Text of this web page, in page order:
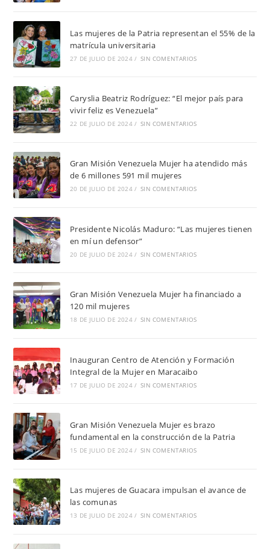
Las mujeres de la Patria representan el 55% de la
matrícula universitaria
27 DE JULIO DE 2024 / SIN COMENTARIOS
Caryslia Beatriz Rodríguez: “El mejor país para
vivir feliz es Venezuela”
22 DE JULIO DE 2024 / SIN COMENTARIOS
Gran Misión Venezuela Mujer ha atendido más
de 6 millones 591 mil mujeres
20 DE JULIO DE 2024 / SIN COMENTARIOS
Presidente Nicolás Maduro: “Las mujeres tienen
en mí un defensor”
20 DE JULIO DE 2024 / SIN COMENTARIOS
Gran Misión Venezuela Mujer ha financiado a
120 mil mujeres
18 DE JULIO DE 2024 / SIN COMENTARIOS
Inauguran Centro de Atención y Formación
Integral de la Mujer en Maracaibo
17 DE JULIO DE 2024 / SIN COMENTARIOS
Gran Misión Venezuela Mujer es brazo
fundamental en la construcción de la Patria
15 DE JULIO DE 2024 / SIN COMENTARIOS
Las mujeres de Guacara impulsan el avance de
las comunas
13 DE JULIO DE 2024 / SIN COMENTARIOS